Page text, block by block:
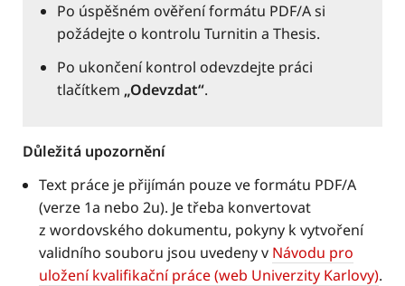
Po úspěšném ověření formátu PDF/A si
požádejte o kontrolu Turnitin a Thesis.
Po ukončení kontrol odevzdejte práci
tlačítkem „Odevzdat“.
Důležitá upozornění
Text práce je přijímán pouze ve formátu PDF/A
(verze 1a nebo 2u). Je třeba konvertovat
z wordovského dokumentu, pokyny k vytvoření
validního souboru jsou uvedeny v Návodu pro
uložení kvalifikační práce (web Univerzity Karlovy).